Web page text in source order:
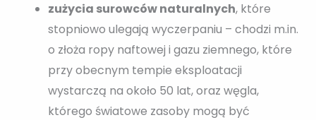
zużycia surowców naturalnych, które
stopniowo ulegają wyczerpaniu – chodzi m.in.
o złoża ropy naftowej i gazu ziemnego, które
przy obecnym tempie eksploatacji
wystarczą na około 50 lat, oraz węgla,
którego światowe zasoby mogą być